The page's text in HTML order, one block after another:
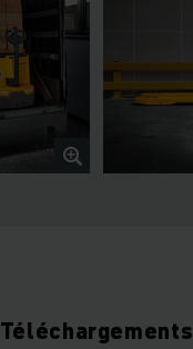
Téléchargements